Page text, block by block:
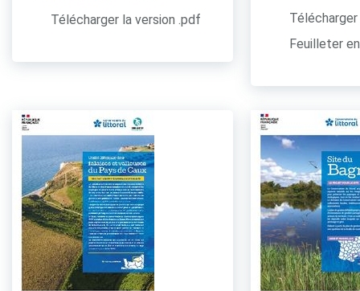
Télécharger la version .pdf
Feuilleter